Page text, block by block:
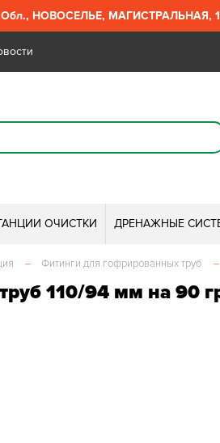
НОВОСЕЛЬЕ, МАГИСТРАЛЬНАЯ,
ОЧИСТКИ ДРЕНАЖНЫЕ
– Фитинги для гофрированных труб –
110/94 мм на 90